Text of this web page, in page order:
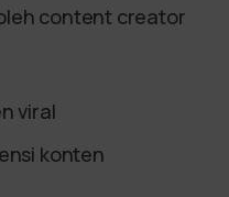
content creator
viral
konten